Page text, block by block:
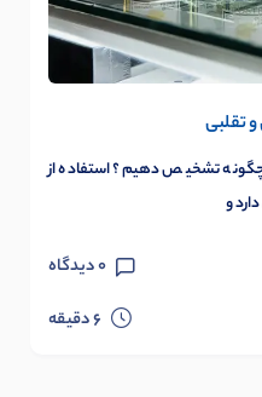
تقلبی
تشخیص دهیم؟ استفاده از
و
0دیدگاه
6دقیقه